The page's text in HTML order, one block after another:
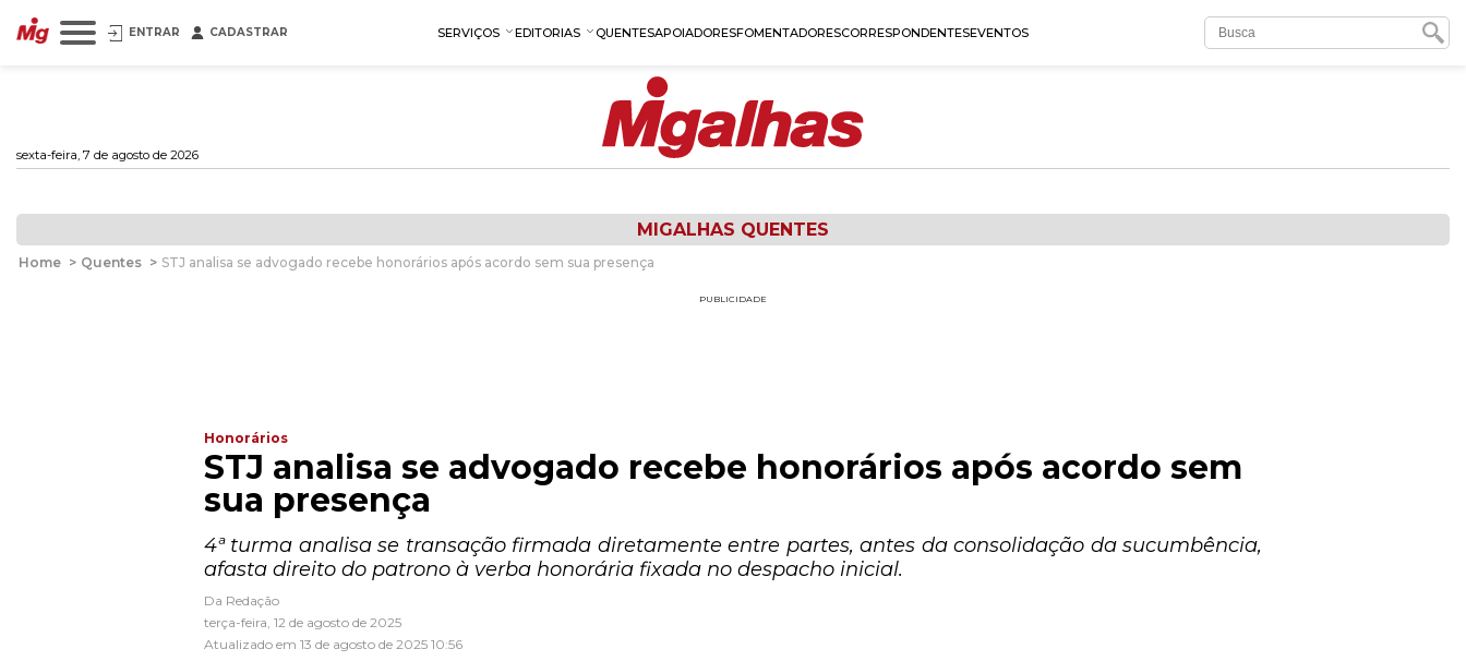
ENTRAR CADASTRAR SERVIÇOS EDITORIAS QUENTESAPOIADORESFOMENTADORESCORRESPONDENTESEVENTOS
sexta-feira, 7 de agosto de 2026
MIGALHAS QUENTES
Home > Quentes > STJ analisa se advogado recebe honorários após acordo sem sua presença
PUBLICIDADE
Honorários
STJ analisa se advogado recebe honorários após acordo sem
sua presença
4ª turma analisa se transação firmada diretamente entre partes, antes da consolidação da sucumbência,
afasta direito do patrono à verba honorária fixada no despacho inicial.
Da Redação
terça-feira, 12 de agosto de 2025
Atualizado em 13 de agosto de 2025 10:56